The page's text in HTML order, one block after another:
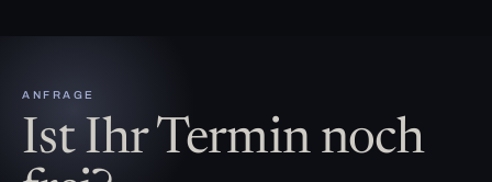
ANFRAGE
Ist Ihr Termin noch